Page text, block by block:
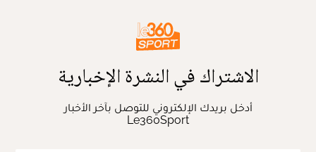
الاشتراك في النشرة الإخبارية
أدخل بريدك الإلكتروني للتوصل بآخر الأخبار
Le360Sport